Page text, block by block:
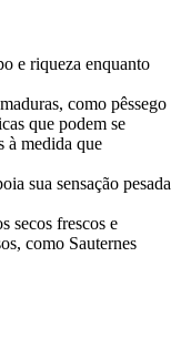
e riqueza enquanto
como pêssego
que podem se
à medida que
sua sensação pesada
secos frescos e
como Sauternes